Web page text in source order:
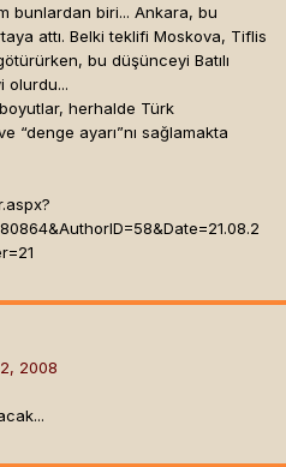
bunlardan biri... Ankara, bu
attı. Belki teklifi Moskova, Tiflis
bu düşünceyi Batılı
olurdu...
herhalde Türk
“denge ayarı”nı sağlamakta
2008